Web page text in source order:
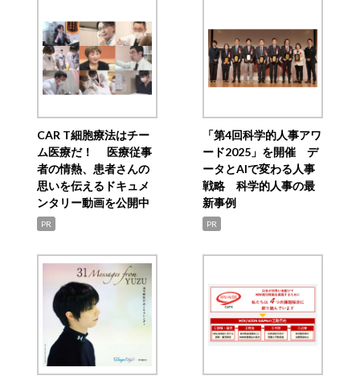
CAR T細胞療法はチー
ム医療だ！ 医療従事
者の情熱、患者さんの
思いを伝えるドキュメ
ンタリー動画を公開中
PR
「第4回科学的人事アワ
ード2025」を開催 デ
ータとAIで変わる人事
戦略 科学的人事の最
新事例
PR